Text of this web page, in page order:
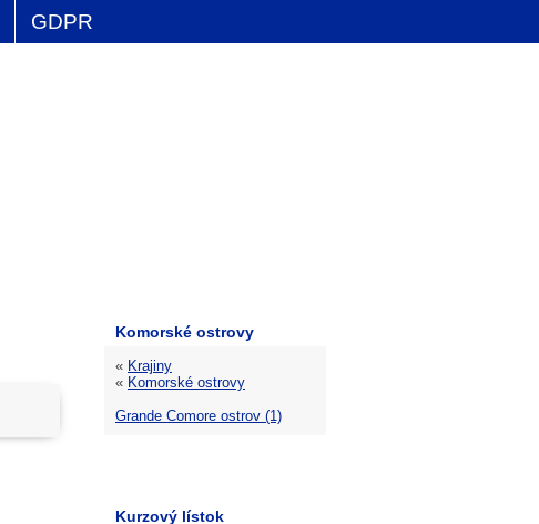
GDPR
Komorské ostrovy
« Krajiny
« Komorské ostrovy
Grande Comore ostrov (1)
Kurzový lístok